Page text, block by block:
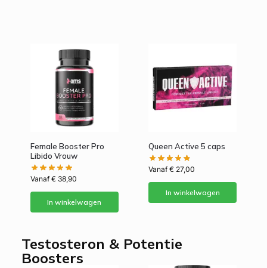
Female Booster Pro
Libido Vrouw
Vanaf€38,90
In winkelwagen
Queen Active 5 caps
Vanaf€ 27,00
In winkelwagen
Testosteron & Potentie
Boosters